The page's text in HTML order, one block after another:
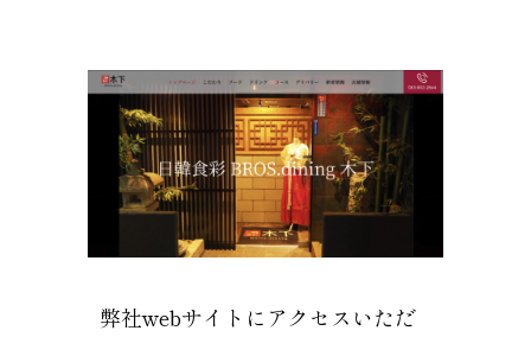
弊社webサイトにアクセスいただ